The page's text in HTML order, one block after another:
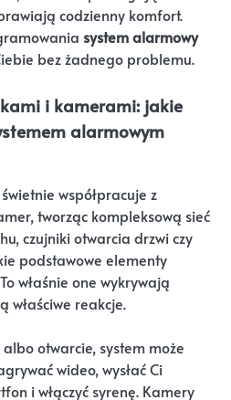
codzienny komfort.
system alarmowy
bez żadnego problemu.
i kamerami: jakie
alarmowym
współpracuje z
tworząc kompleksową sieć
czujniki otwarcia drzwi czy
podstawowe elementy
właśnie one wykrywają
właściwe reakcje.
otwarcie, system może
wideo, wysłać Ci
i włączyć syrenę. Kamery